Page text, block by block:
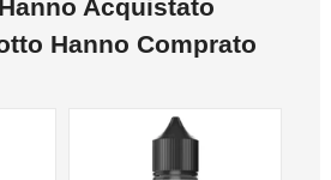
Acquistato
Hanno Comprato